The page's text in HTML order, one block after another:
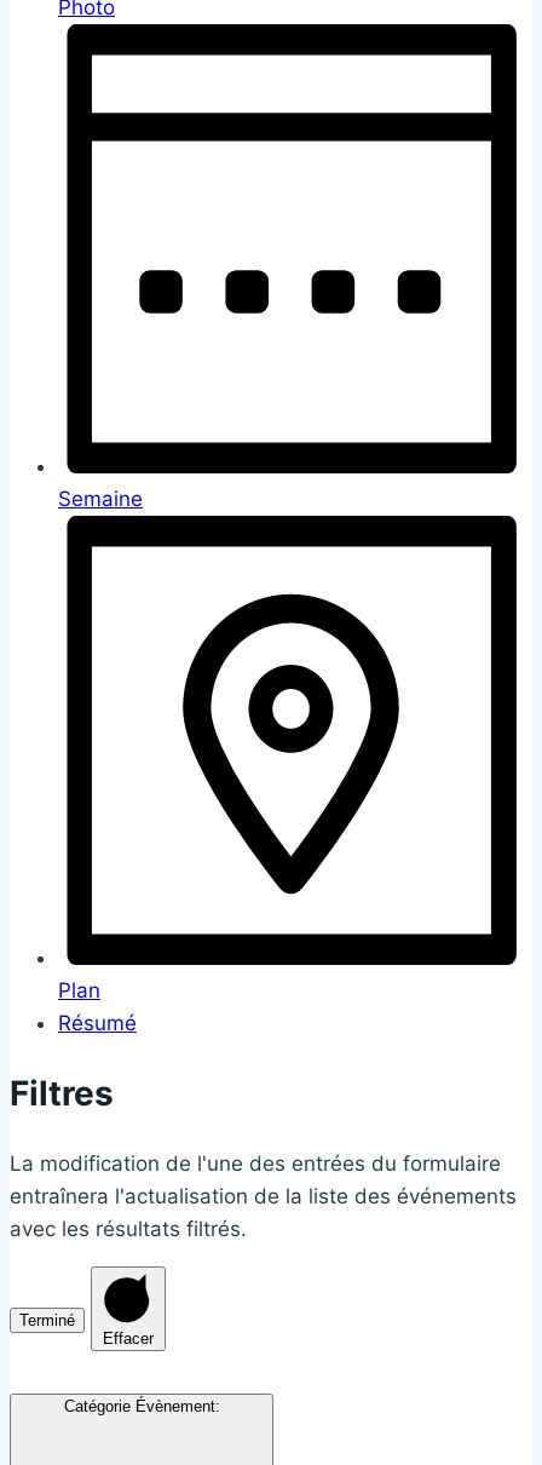
Photo
Semaine
Plan
Résumé
Filtres
La modification de l'une des entrées du formulaire
entraînera l'actualisation de la liste des événements
avec les résultats filtrés.
Terminé
Effacer
Catégorie Évènement: